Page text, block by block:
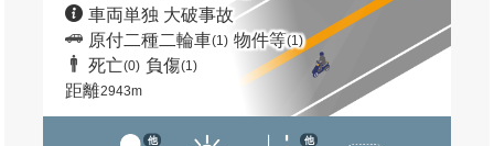
車両単独 大破事故
原付二種二輪車(1) 物件等(1)
死亡(0) 負傷(1)
距離2943m
他 他